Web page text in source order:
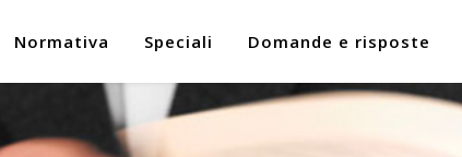
Normativa Speciali Domande e risposte